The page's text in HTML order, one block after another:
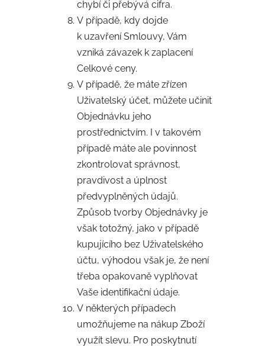
chybí či přebývá cifra.
V případě, kdy dojde
k uzavření Smlouvy, Vám
vzniká závazek k zaplacení
Celkové ceny.
V případě, že máte zřízen
Uživatelský účet, můžete učinit
Objednávku jeho
prostřednictvím. I v takovém
případě máte ale povinnost
zkontrolovat správnost,
pravdivost a úplnost
předvyplněných údajů.
Způsob tvorby Objednávky je
však totožný, jako v případě
kupujícího bez Uživatelského
účtu, výhodou však je, že není
třeba opakovaně vyplňovat
Vaše identifikační údaje.
V některých případech
umožňujeme na nákup Zboží
využít slevu. Pro poskytnutí